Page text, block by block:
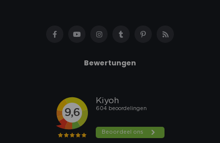
Bewertungen